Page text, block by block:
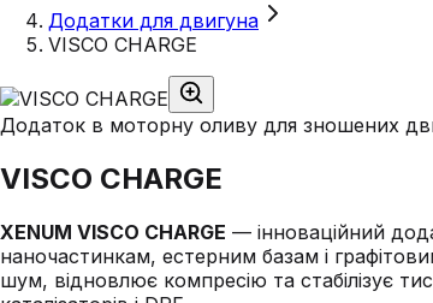
Додатки для двигуна
VISCO CHARGE
Додаток в моторну оливу для зношених
VISCO CHARGE
XENUM VISCO CHARGE — інноваційний
наночастинкам, естерним базам і
шум, відновлює компресію та стабілізує